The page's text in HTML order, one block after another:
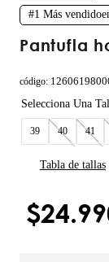
#1 Más vendido
pantufla
código:
39 40 41
Tabla de tallas
$24.